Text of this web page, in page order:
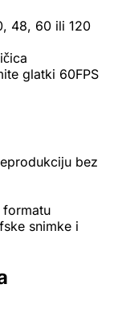
48, 60 ili 120
glatki 60FPS
bez
formatu
snimke i